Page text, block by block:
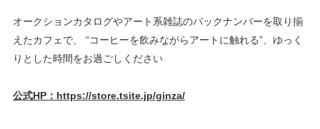
オークションカタログやアート系雑誌のバックナンバーを取り揃
えたカフェで、
“コーヒーを飲みながらアートに触れる”、ゆっく
りとした時間をお過ごしください
公式HP：https://store.tsite.jp/ginza/